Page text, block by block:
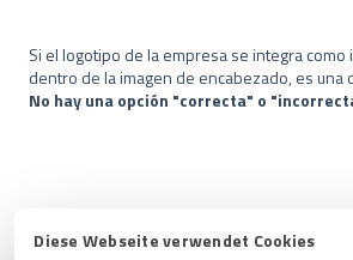
Diese Webseite verwendet Cookies
Si el logotipo de la empresa se integra como
dentro de la imagen de encabezado, es una
No hay una opción "correcta" o
Artículos relacionados